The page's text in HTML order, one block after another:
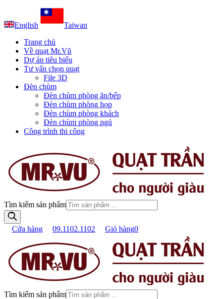
English
Taiwan
Trang chủ
Về quạt Mr.Vũ
Dự án tiêu biểu
Tư vấn chọn quạt
File 3D
Đèn chùm
Đèn chùm phòng ăn/bếp
Đèn chùm phòng họp
Đèn chùm phòng khách
Đèn chùm phòng ngủ
Công trình thi công
Tìm kiếm sản phẩm
Cửa hàng 09.1102.1102 Giỏ hàng0
Tìm kiếm sản phẩm